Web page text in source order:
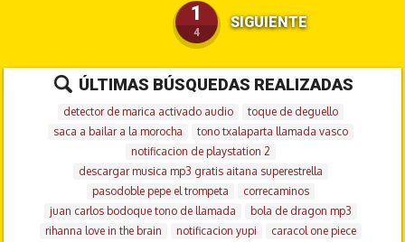
1
4
SIGUIENTE
ÚLTIMAS BÚSQUEDAS REALIZADAS
detector de marica activado audio
toque de deguello
saca a bailar a la morocha
tono txalaparta llamada vasco
notificacion de playstation 2
descargar musica mp3 gratis aitana superestrella
pasodoble pepe el trompeta
correcaminos
juan carlos bodoque tono de llamada
bola de dragon mp3
rihanna love in the brain
notificacion yupi
caracol one piece